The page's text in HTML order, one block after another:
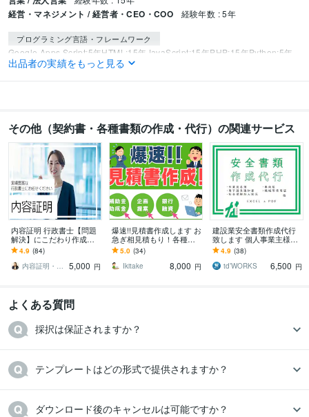
経営・マネジメント / 経営者・CEO・COO 経験年数 : 5年
プログラミング言語・フレームワーク
Google Apps Script:5年HTML:15年 JavaScript:15年PHP:15年Python:5年
Ruby:3年Bootstrap:8年jQuery:15年
React:3年Vue.js:3年Docker:3年Ubuntu:3年MySQL:10年PostgreSQL:10年
WordPress:20年Excel:20年Google ドキュメント:15年PowerPoint:20年
Word:20年BASE:5年Shopify:5年freee:5年Moneyfoward:5年
Google Analytics:10年Google BigQuery:5年Google Search Console:10年
Google Tag Manager:10年PageSpeed Insights:10年
SimilarWeb:10年
Yahoo!タグマネージャー:10年Hubspot:5年kintone:5年
Marketo:5年
Zoho:5年
得意分野
集客・マーケティング相談 Web集客を一気通貫でサポートします
不動産 クリニック
出品者の実績をもっと見る
その他（契約書・各種書類の作成・代行）の関連サービス
内容証明 行政書士【問題
解決】にこだわり作成し
ます 内容証明にかかった
費用一式を相手方へ請求
することも可能です
4.9 (84)
内容証明・SNS関連・民泊専門の行政書士
5,000 円
爆速!!見積書作成します お
急ぎ相見積もり！各種申
請等で必要な事業者様向
け！
5.0 (34)
Ikitake
8,000 円
建設業安全書類作成代行
致します 個人事業主様、
職人様方の事務をお手伝
いさせてください！
4.9 (38)
td’WORKS
6,500 円
よくある質問
採択は保証されますか？
テンプレートはどの形式で提供されますか？
ダウンロード後のキャンセルは可能ですか？